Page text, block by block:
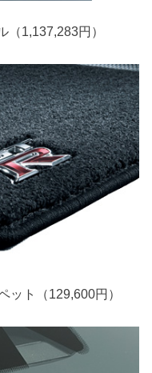
（1,137,283円）
ット（129,600円）